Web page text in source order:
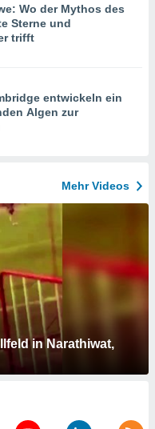
Wo der Mythos des
Sterne und
trifft
entwickeln ein
Algen zur
Mehr Videos
in Narathiwat,